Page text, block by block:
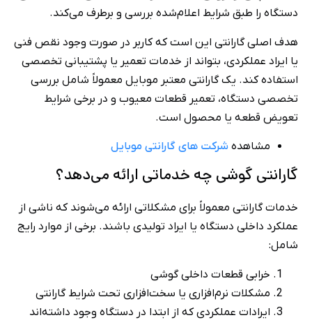
دستگاه را طبق شرایط اعلام‌شده بررسی و برطرف می‌کند.
هدف اصلی گارانتی این است که کاربر در صورت وجود نقص فنی
یا ایراد عملکردی، بتواند از خدمات تعمیر یا پشتیبانی تخصصی
استفاده کند. یک گارانتی معتبر موبایل معمولاً شامل بررسی
تخصصی دستگاه، تعمیر قطعات معیوب و در برخی شرایط
تعویض قطعه یا محصول است.
مشاهده شرکت های گارانتی موبایل
گارانتی گوشی چه خدماتی ارائه می‌دهد؟
خدمات گارانتی معمولاً برای مشکلاتی ارائه می‌شوند که ناشی از
عملکرد داخلی دستگاه یا ایراد تولیدی باشند. برخی از موارد رایج
شامل:
خرابی قطعات داخلی گوشی
مشکلات نرم‌افزاری یا سخت‌افزاری تحت شرایط گارانتی
ایرادات عملکردی که از ابتدا در دستگاه وجود داشته‌اند